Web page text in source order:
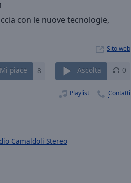
con le nuove tecnologie,
Sito web
Mi piace 8 Ascolta 0
Playlist Contatti
Camaldoli Stereo